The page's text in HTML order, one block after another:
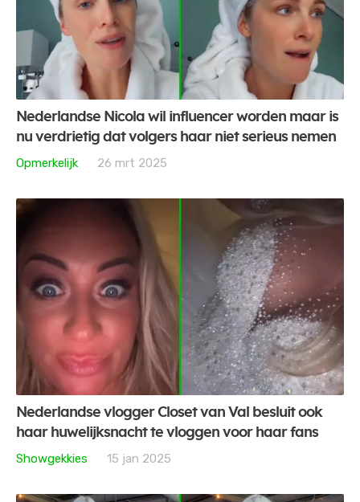
Nederlandse Nicola wil influencer worden maar is
nu verdrietig dat volgers haar niet serieus nemen
Opmerkelijk
26 mrt 2025
Nederlandse vlogger Closet van Val besluit ook
haar huwelijksnacht te vloggen voor haar fans
Showgekkies
15 jan 2025